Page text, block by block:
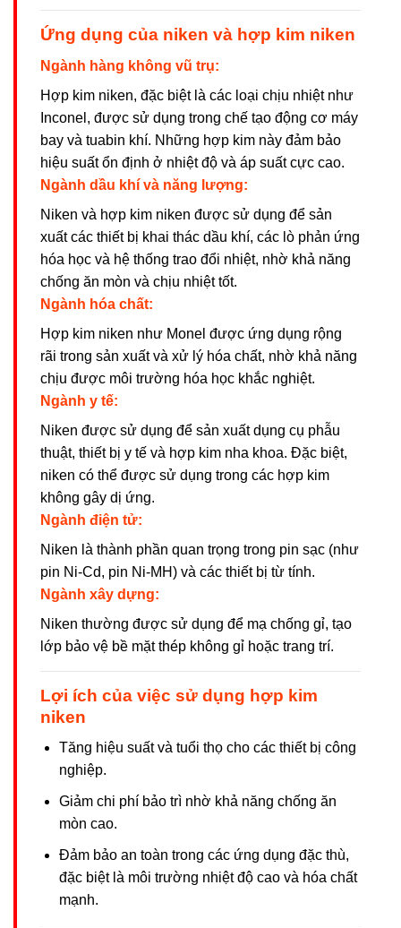
Ứng dụng của niken và hợp kim niken
Ngành hàng không vũ trụ:
Hợp kim niken, đặc biệt là các loại chịu nhiệt như
Inconel, được sử dụng trong chế tạo động cơ máy
bay và tuabin khí. Những hợp kim này đảm bảo
hiệu suất ổn định ở nhiệt độ và áp suất cực cao.
Ngành dầu khí và năng lượng:
Niken và hợp kim niken được sử dụng để sản
xuất các thiết bị khai thác dầu khí, các lò phản ứng
hóa học và hệ thống trao đổi nhiệt, nhờ khả năng
chống ăn mòn và chịu nhiệt tốt.
Ngành hóa chất:
Hợp kim niken như Monel được ứng dụng rộng
rãi trong sản xuất và xử lý hóa chất, nhờ khả năng
chịu được môi trường hóa học khắc nghiệt.
Ngành y tế:
Niken được sử dụng để sản xuất dụng cụ phẫu
thuật, thiết bị y tế và hợp kim nha khoa. Đặc biệt,
niken có thể được sử dụng trong các hợp kim
không gây dị ứng.
Ngành điện tử:
Niken là thành phần quan trọng trong pin sạc (như
pin Ni-Cd, pin Ni-MH) và các thiết bị từ tính.
Ngành xây dựng:
Niken thường được sử dụng để mạ chống gỉ, tạo
lớp bảo vệ bề mặt thép không gỉ hoặc trang trí.
Lợi ích của việc sử dụng hợp kim
niken
Tăng hiệu suất và tuổi thọ cho các thiết bị công
nghiệp.
Giảm chi phí bảo trì nhờ khả năng chống ăn
mòn cao.
Đảm bảo an toàn trong các ứng dụng đặc thù,
đặc biệt là môi trường nhiệt độ cao và hóa chất
mạnh.